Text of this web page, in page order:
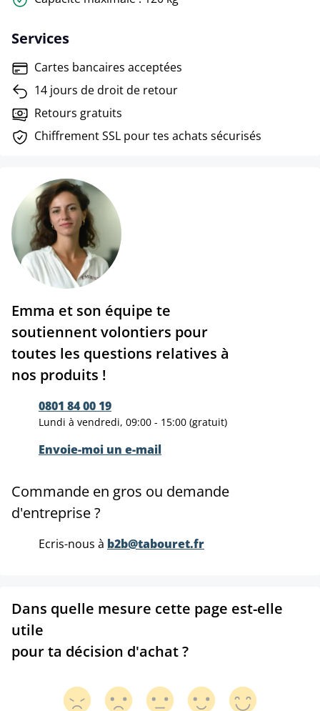
Services
Cartes bancaires acceptées
14 jours de droit de retour
Retours gratuits
Chiffrement SSL pour tes achats sécurisés
Emma et son équipe te
soutiennent volontiers pour
toutes les questions relatives à
nos produits !
0801 84 00 19
Lundi à vendredi, 09:00 - 15:00 (gratuit)
Envoie-moi un e-mail
Commande en gros ou demande
d'entreprise ?
Ecris-nous à b2b@tabouret.fr
Dans quelle mesure cette page est-elle
utile
pour ta décision d'achat ?